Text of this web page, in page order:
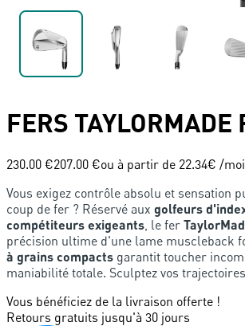
FERS TAYLORMADE
230.00 €207.00 €ou à partir de 22.34€ /
Vous exigez contrôle absolu et sensation
coup de fer ? Réservé aux golfeurs
compétiteurs exigeants , le fer
précision ultime d'une lame muscleback
à grains compacts garantit toucher
maniabilité totale. Sculptez vos
Vous bénéficiez de la livraison offerte !
Retours gratuits jusqu'à 30 jours